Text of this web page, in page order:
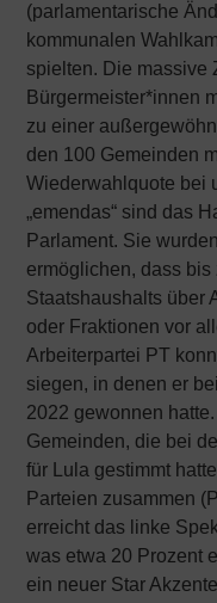
(parlamentarische
kommunalen
spielten. Die massive
Bürgermeister*innen
zu einer
den 100 Gemeinden
Wiederwahlquote bei
„emendas“ sind das
Parlament. Sie
ermöglichen, dass bis
Staatshaushalts über
oder Fraktionen vor
Arbeiterpartei PT
siegen, in denen er
2022 gewonnen
Gemeinden, die bei
für Lula gestimmt
Parteien zusammen
erreicht das linke
was etwa 20 Prozent
ein neuer Star